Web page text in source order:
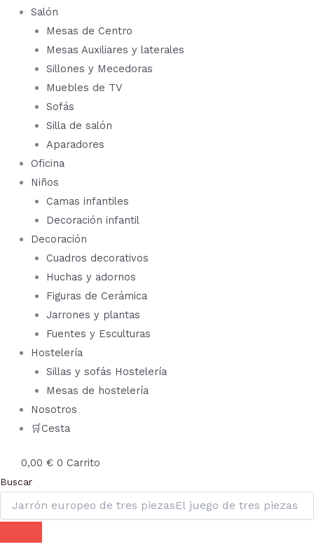
Salón
Mesas de Centro
Mesas Auxiliares y laterales
Sillones y Mecedoras
Muebles de TV
Sofás
Silla de salón
Aparadores
Oficina
Niños
Camas infantiles
Decoración infantil
Decoración
Cuadros decorativos
Huchas y adornos
Figuras de Cerámica
Jarrones y plantas
Fuentes y Esculturas
Hostelería
Sillas y sofás Hostelería
Mesas de hostelería
Nosotros
🛒Cesta
0,00 € 0 Carrito
Buscar